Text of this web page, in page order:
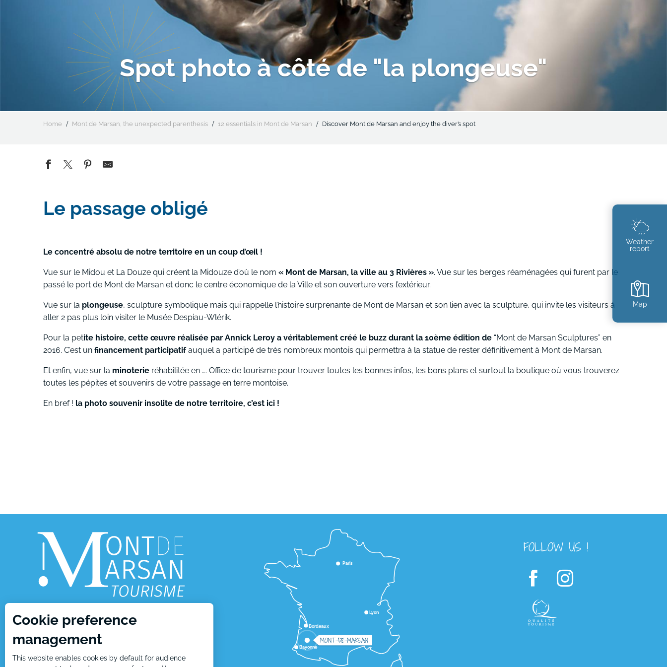
Weather
report
Map
Spot photo à côté de "la plongeuse"
Home Mont de Marsan, the unexpected parenthesis 12 essentials in Mont de Marsan Discover Mont de Marsan and enjoy the diver’s spot
Le passage obligé
Le concentré absolu de notre territoire en un coup d’œil !
Vue sur le Midou et La Douze qui créent la Midouze d’où le nom « Mont de Marsan, la ville au 3 Rivières ». Vue sur les berges réaménagées qui furent par le
passé le port de Mont de Marsan et donc le centre économique de la Ville et son ouverture vers l’extérieur.
Vue sur la plongeuse, sculpture symbolique mais qui rappelle l’histoire surprenante de Mont de Marsan et son lien avec la sculpture, qui invite les visiteurs à
aller 2 pas plus loin visiter le Musée Despiau-Wlérik.
Pour la petite histoire, cette œuvre réalisée par Annick Leroy a véritablement créé le buzz durant la 10ème édition de “Mont de Marsan Sculptures” en
2016. C’est un financement participatifauquel a participé de très nombreux montois qui permettra à la statue de rester définitivement à Mont de Marsan.
Et enfin, vue sur la minoterie réhabilitée en …. Office de tourisme pour trouver toutes les bonnes infos, les bons plans et surtout la boutique où vous trouverez
toutes les pépites et souvenirs de votre passage en terre montoise.
En bref ! la photo souvenir insolite de notre territoire, c’est ici !
1, place Charles de Gaulle
40000 Mont de Marsan
Lyon
Bordeaux
Paris
Bayonne
MONT-DE-MARSAN
FOLLOW US !
Cookie preference
management
This website enables cookies by default for audience